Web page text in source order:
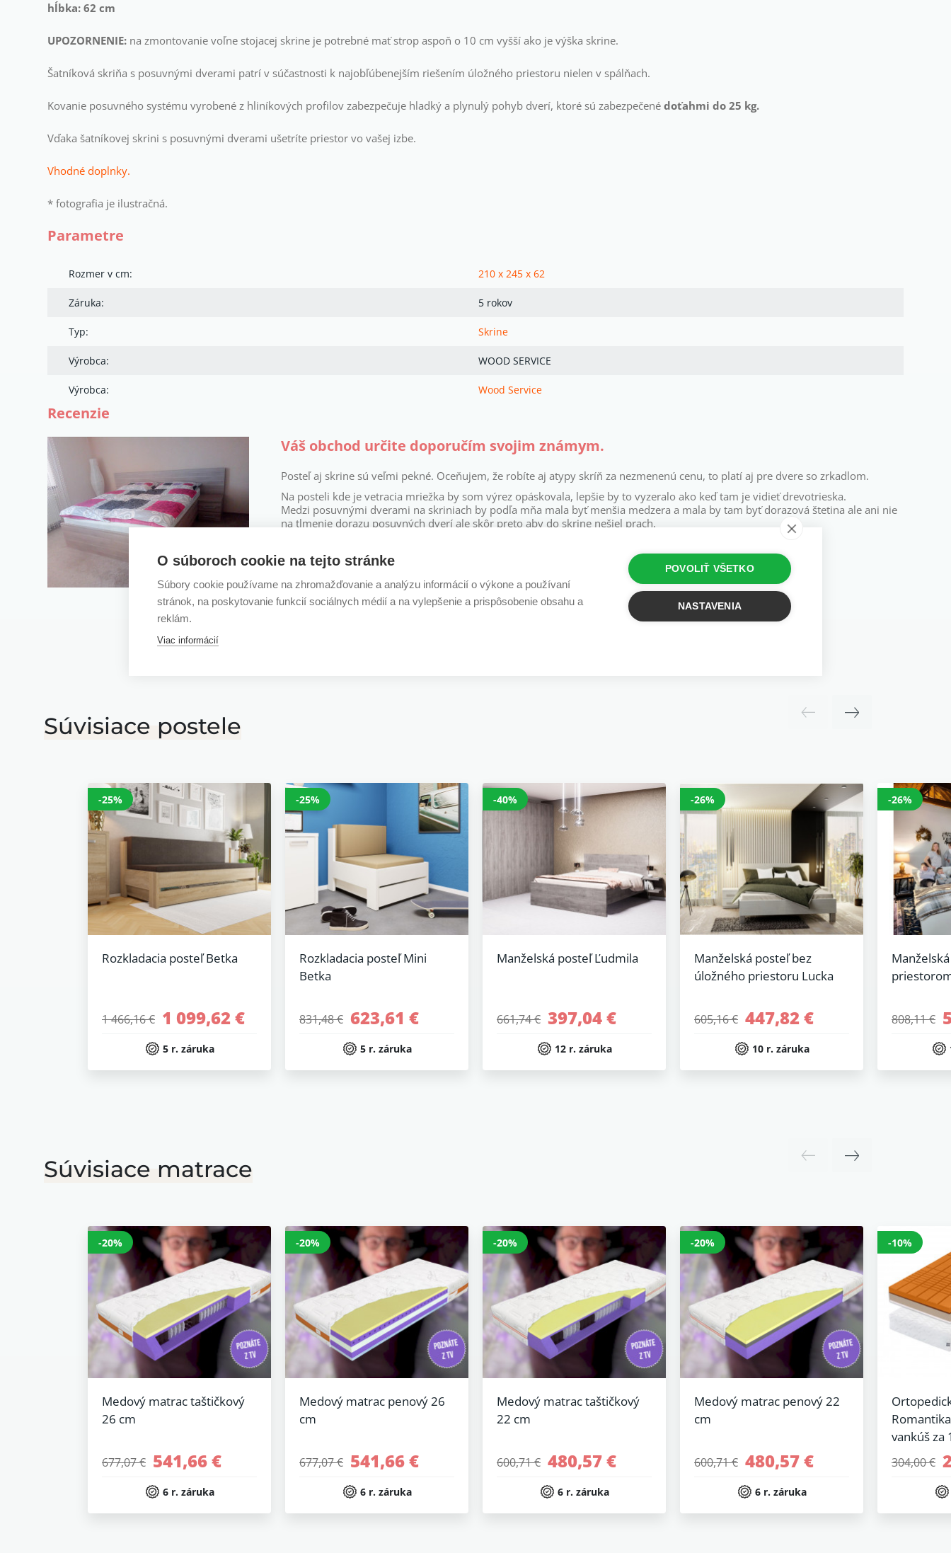
hĺbka: 62 cm
UPOZORNENIE: na zmontovanie voľne stojacej skrine je potrebné mať strop aspoň o 10 cm vyšší ako je výška skrine.
Šatníková skriňa s posuvnými dverami patrí v súčastnosti k najobľúbenejším riešením úložného priestoru nielen v spálňach.
Kovanie posuvného systému vyrobené z hliníkových profilov zabezpečuje hladký a plynulý pohyb dverí, ktoré sú zabezpečené doťahmi do 25 kg.
Vďaka šatníkovej skrini s posuvnými dverami ušetríte priestor vo vašej izbe.
Vhodné doplnky.
* fotografia je ilustračná.
Parametre
Rozmer v cm: 210 x 245 x 62
Záruka: 5 rokov
Typ: Skrine
Výrobca: WOOD SERVICE
Výrobca: Wood Service
Recenzie
Váš obchod určite doporučím svojim známym.
Posteľ aj skrine sú veľmi pekné. Oceňujem, že robíte aj atypy skríň za nezmenenú cenu, to platí aj pre dvere so zrkadlom.
Na posteli kde je vetracia mriežka by som výrez opáskovala, lepšie by to vyzeralo ako keď tam je vidieť drevotrieska.
Medzi posuvnými dverami na skriniach by podľa mňa mala byť menšia medzera a mala by tam byť dorazová štetina ale ani nie
na tlmenie dorazu posuvných dverí ale skôr preto aby do skrine nešiel prach.
Ďakujem
Boďová Jožka, Turie, 31.8.2017
Súvisiace postele
-25%
Rozkladacia posteľ Betka
1 466,16 € 1 099,62 €
5 r. záruka
-25%
Rozkladacia posteľ Mini
Betka
831,48 € 623,61 €
5 r. záruka
-40%
Manželská posteľ Ľudmila
661,74 € 397,04 €
12 r. záruka
-26%
Manželská posteľ bez
úložného priestoru Lucka
605,16 € 447,82 €
10 r. záruka
-26%
808,11 €
Súvisiace matrace
-20%
Medový matrac taštičkový
26 cm
677,07 € 541,66 €
6 r. záruka
-20%
Medový matrac penový 26
cm
677,07 € 541,66 €
6 r. záruka
-20%
Medový matrac taštičkový
22 cm
600,71 € 480,57 €
6 r. záruka
-20%
Medový matrac penový 22
cm
600,71 € 480,57 €
6 r. záruka
-10%
vankúš za
304,00 €
O súboroch cookie na tejto stránke
Súbory cookie používame na zhromažďovanie a analýzu informácií o výkone a používaní
stránok, na poskytovanie funkcií sociálnych médií a na vylepšenie a prispôsobenie obsahu a
reklám.
Viac informácií
POVOLIŤ VŠETKO
NASTAVENIA